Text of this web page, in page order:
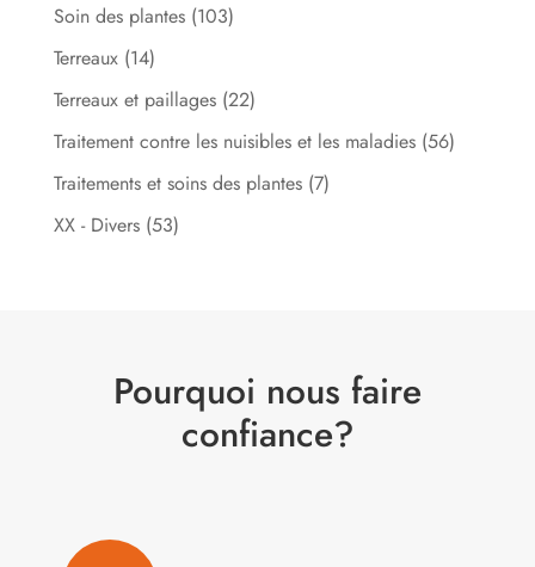
Soin des plantes (103)
Terreaux (14)
Terreaux et paillages (22)
Traitement contre les nuisibles et les maladies (56)
Traitements et soins des plantes (7)
XX - Divers (53)
Pourquoi nous faire
confiance?